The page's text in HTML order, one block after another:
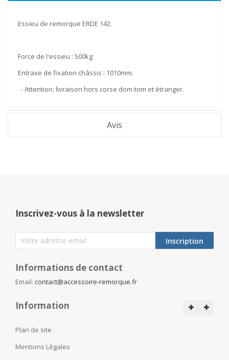
Essieu de remorque ERDE 142.
Force de l'essieu : 500kg
Entraxe de fixation châssis : 1010mm.
- Attention: livraison hors corse dom-tom et étranger.
Avis
Inscrivez-vous à la newsletter
Inscription
Informations de contact
Email: contact@accessoire-remorque.fr
Information
Plan de site
Mentions Légales